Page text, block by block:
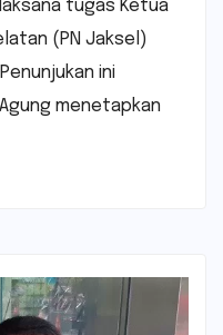
tugas Ketua
(PN Jaksel)
ini
menetapkan